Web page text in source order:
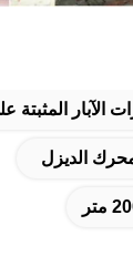
الآبار المثبتة
الديزل